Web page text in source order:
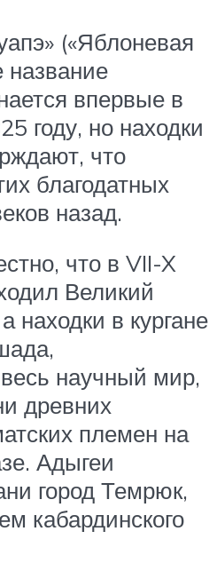
(«Яблоневая
название
впервые в
году, но находки
что
благодатных
назад.
что в VII-X
Великий
находки в кургане
научный мир,
древних
племен на
Адыгеи
город Темрюк,
кабардинского